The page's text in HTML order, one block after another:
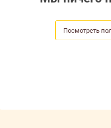
Посмотреть